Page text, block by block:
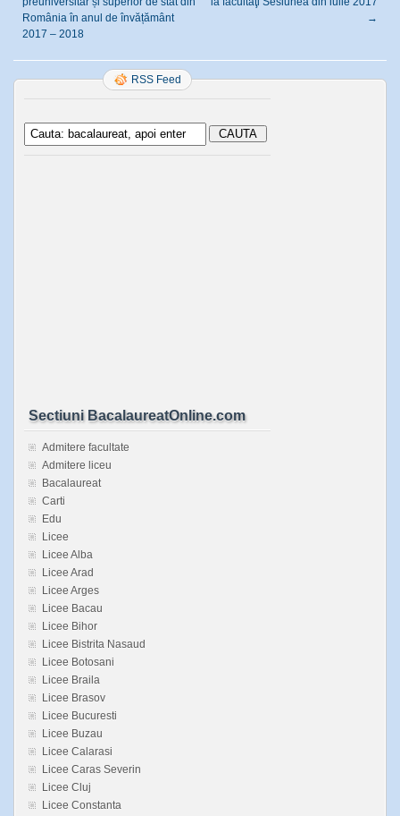
România în anul de învățământ
2017 – 2018
→
RSS Feed
Sectiuni BacalaureatOnline.com
Admitere facultate
Admitere liceu
Bacalaureat
Carti
Edu
Licee
Licee Alba
Licee Arad
Licee Arges
Licee Bacau
Licee Bihor
Licee Bistrita Nasaud
Licee Botosani
Licee Braila
Licee Brasov
Licee Bucuresti
Licee Buzau
Licee Calarasi
Licee Caras Severin
Licee Cluj
Licee Constanta